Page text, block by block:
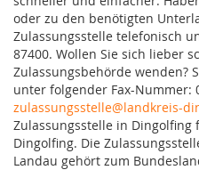
oder zu den benötigten
Zulassungsstelle telefonisch
87400. Wollen Sie sich lieber
Zulassungsbehörde wenden?
unter folgender Fax-Nummer:
zulassungsstelle@landkreis-
Zulassungsstelle in Dingolfing
Dingolfing. Die
Landau gehört zum